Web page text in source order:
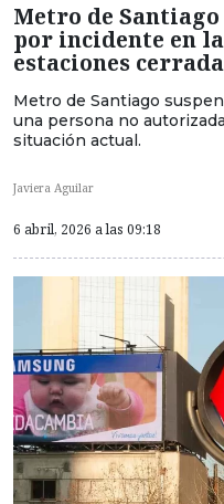
Metro de
por incidente en
estaciones
Metro de Santiago
una persona no
situación actual.
Javiera Aguilar
6 abril, 2026 a las 09:18